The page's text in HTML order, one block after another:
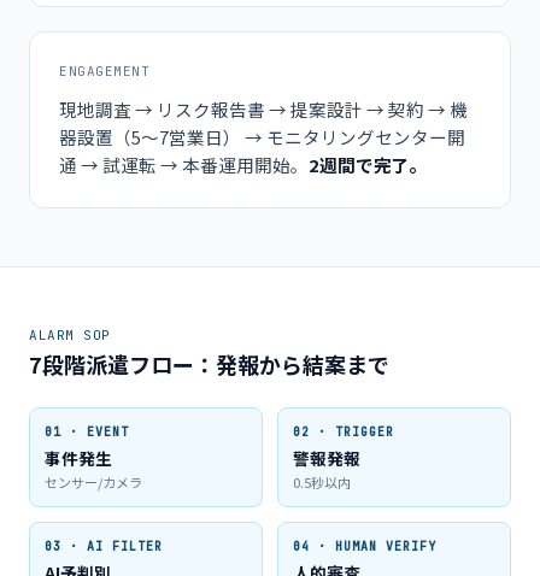
ENGAGEMENT
現地調査 → リスク報告書 → 提案設計 → 契約 → 機
器設置（5～7営業日） → モニタリングセンター開
通 → 試運転 → 本番運用開始。 2週間で完了。
ALARM SOP
7段階派遣フロー：発報から結案まで
01 · EVENT
事件発生
センサー/カメラ
02 · TRIGGER
警報発報
0.5秒以内
03 · AI FILTER 04 · HUMAN VERIFY